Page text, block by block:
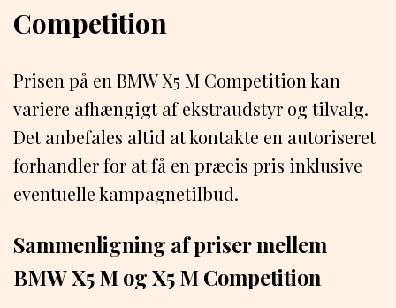
Competition
Prisen på en BMW X5 M Competition kan
variere afhængigt af ekstraudstyr og tilvalg.
Det anbefales altid at kontakte en autoriseret
forhandler for at få en præcis pris inklusive
eventuelle kampagnetilbud.
Sammenligning af priser mellem
BMW X5 M og X5 M Competition